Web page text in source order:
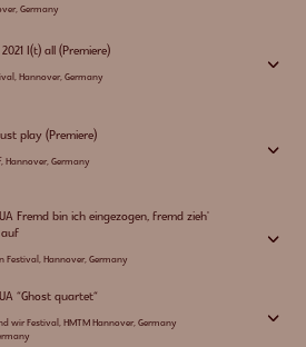
Germany
I(t) all (Premiere)
Hannover, Germany
3
play (Premiere)
Hannover, Germany
3
Fremd bin ich eingezogen, fremd zieh'
Festival, Hannover, Germany
3
“Ghost quartet“
wir Festival, HMTM Hannover, Germany
3